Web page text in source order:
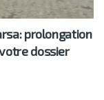
prolongation
dossier